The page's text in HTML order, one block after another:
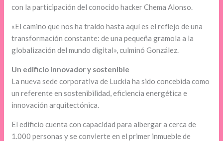
con la participación del conocido hacker Chema Alonso.
«El camino que nos ha traído hasta aquí es el reflejo de una
transformación constante: de una pequeña gramola a la
globalización del mundo digital», culminó González.
Un edificio innovador y sostenible
La nueva sede corporativa de Luckia ha sido concebida como
un referente en sostenibilidad, eficiencia energética e
innovación arquitectónica.
El edificio cuenta con capacidad para albergar a cerca de
1.000 personas y se convierte en el primer inmueble de